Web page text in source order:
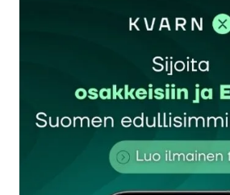
rekisteröityä
Sähköpostiosoitettasi ei julkaista.
kentät on merkitty*